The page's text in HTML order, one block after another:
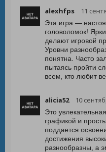
alexhfps 11
Эта игра —
головоломок!
делают игровой
Уровни
понятна. Часто
пытаясь пройти
всем, кто любит
alicia52 10
Это
графикой и
поддается
достижения
разнообразны, а